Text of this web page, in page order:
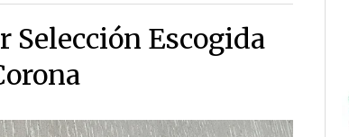
Selección Escogida